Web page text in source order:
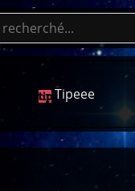
Tipeee